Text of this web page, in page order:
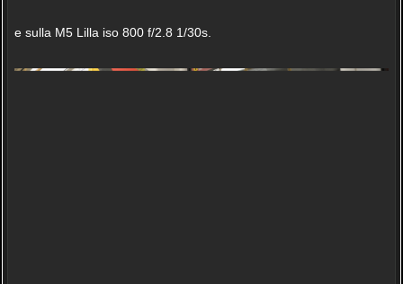
e sulla M5 Lilla iso 800 f/2.8 1/30s.